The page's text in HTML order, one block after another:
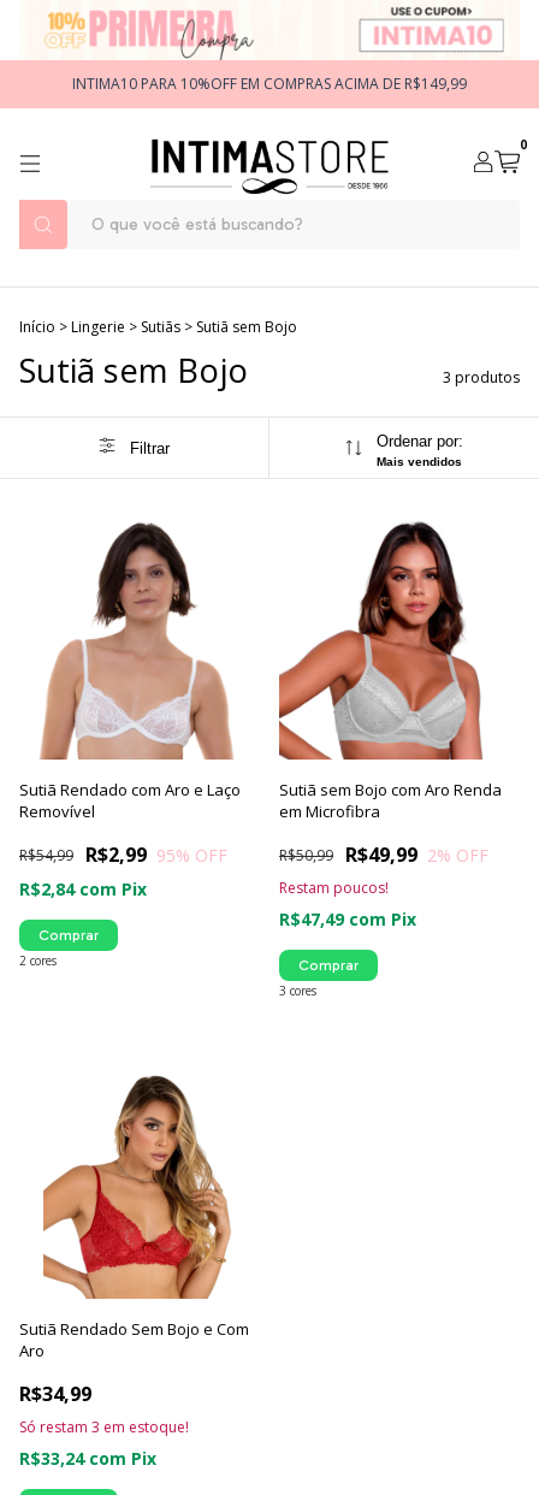
INTIMA10 PARA 10%OFF EM COMPRAS ACIMA DE R$149,99
0
Início >Lingerie > Sutiãs > Sutiã sem Bojo
Sutiã sem Bojo 3 produtos
Filtrar Ordenar por:
Mais vendidos
Sutiã Rendado com Aro e Laço
Removível
R$2,99
R$54,99 95% OFF
R$2,84 com Pix
2 cores
Comprar
Sutiã sem Bojo com Aro Renda
em Microfibra
R$49,99
R$50,99 2% OFF
R$47,49 com Pix
Restam poucos!
3 cores
Comprar
Sutiã Rendado Sem Bojo e Com
Aro
R$34,99
R$33,24 com Pix
Só restam 3 em estoque!